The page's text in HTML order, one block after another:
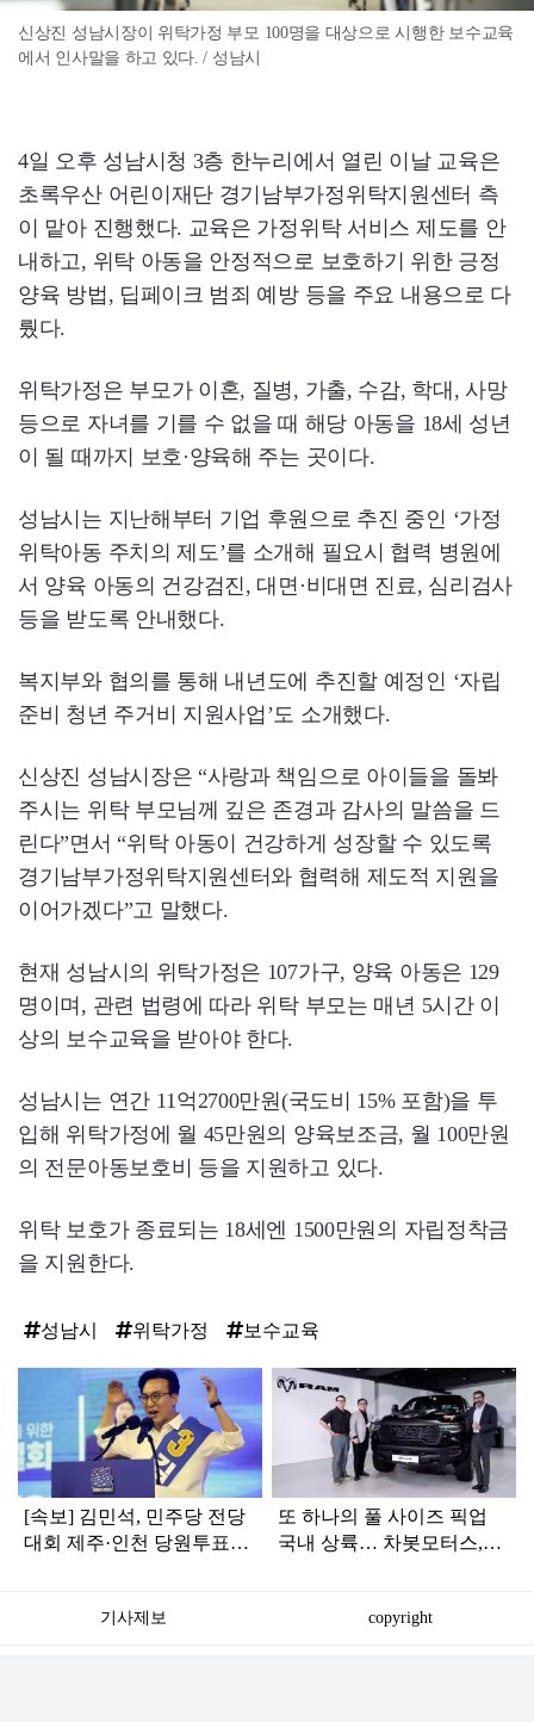
신상진 성남시장이 위탁가정 부모 100명을 대상으로 시행한 보수교육
에서 인사말을 하고 있다. / 성남시
4일 오후 성남시청 3층 한누리에서 열린 이날 교육은
초록우산 어린이재단 경기남부가정위탁지원센터 측
이 맡아 진행했다. 교육은 가정위탁 서비스 제도를 안
내하고, 위탁 아동을 안정적으로 보호하기 위한 긍정
양육 방법, 딥페이크 범죄 예방 등을 주요 내용으로 다
뤘다.
위탁가정은 부모가 이혼, 질병, 가출, 수감, 학대, 사망
등으로 자녀를 기를 수 없을 때 해당 아동을 18세 성년
이 될 때까지 보호·양육해 주는 곳이다.
성남시는 지난해부터 기업 후원으로 추진 중인 ‘가정
위탁아동 주치의 제도’를 소개해 필요시 협력 병원에
서 양육 아동의 건강검진, 대면·비대면 진료, 심리검사
등을 받도록 안내했다.
복지부와 협의를 통해 내년도에 추진할 예정인 ‘자립
준비 청년 주거비 지원사업’도 소개했다.
신상진 성남시장은 “사랑과 책임으로 아이들을 돌봐
주시는 위탁 부모님께 깊은 존경과 감사의 말씀을 드
린다”면서 “위탁 아동이 건강하게 성장할 수 있도록
경기남부가정위탁지원센터와 협력해 제도적 지원을
이어가겠다”고 말했다.
현재 성남시의 위탁가정은 107가구, 양육 아동은 129
명이며, 관련 법령에 따라 위탁 부모는 매년 5시간 이
상의 보수교육을 받아야 한다.
성남시는 연간 11억2700만원(국도비 15% 포함)을 투
입해 위탁가정에 월 45만원의 양육보조금, 월 100만원
의 전문아동보호비 등을 지원하고 있다.
위탁 보호가 종료되는 18세엔 1500만원의 자립정착금
을 지원한다.
성남시 위탁가정 보수교육
인
[속보] 김민석, 민주당 전당
대회 제주·인천 당원투표서
또 하나의 풀 사이즈 픽업
국내 상륙… 차봇모터스,
기사제보 copyright